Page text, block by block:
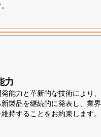
力
能力と革新的な技術により
製品を継続的に発表し、業
持することをお約束します。